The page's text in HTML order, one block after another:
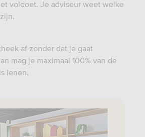
voldoet. Je adviseur weet welke
af zonder dat je gaat
mag je maximaal 100% van de
lenen.